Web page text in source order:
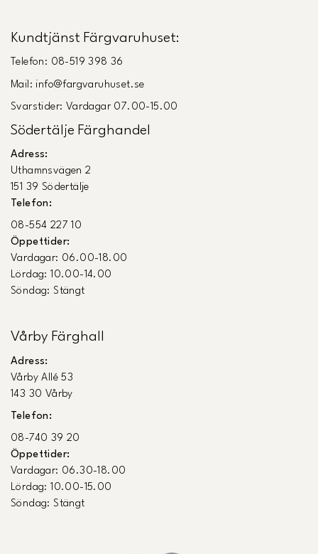
Kundtjänst Färgvaruhuset:
Telefon: 08-519 398 36
Mail: info@fargvaruhuset.se
Svarstider: Vardagar 07.00-15.00
Södertälje Färghandel
Adress:
Uthamnsvägen 2
151 39 Södertälje
Telefon:
08-554 227 10
Öppettider:
Vardagar: 06.00-18.00
Lördag: 10.00-14.00
Söndag: Stängt
Vårby Färghall
Adress:
Vårby Allé 53
143 30 Vårby
Telefon:
08-740 39 20
Öppettider:
Vardagar: 06.30-18.00
Lördag: 10.00-15.00
Söndag: Stängt